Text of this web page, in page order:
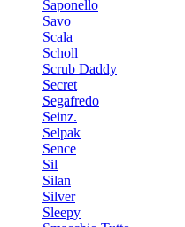
Saponello
Savo
Scala
Scholl
Scrub Daddy
Secret
Segafredo
Seinz.
Selpak
Sence
Sil
Silan
Silver
Sleepy